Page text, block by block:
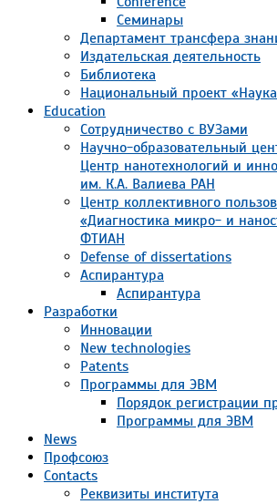
Семинары
Департамент трансфера
Издательская деятельность
Библиотека
Национальный проект
Education
Сотрудничество с ВУЗами
Научно-образовательный
Центр нанотехнологий и
им. К.А. Валиева РАН
Центр коллективного
«Диагностика микро- и
ФТИАН
Defense of dissertations
Аспирантура
Аспирантура
Разработки
Инновации
New technologies
Patents
Программы для ЭВМ
Порядок регистрации
Программы для ЭВМ
News
Профсоюз
Contacts
Реквизиты института